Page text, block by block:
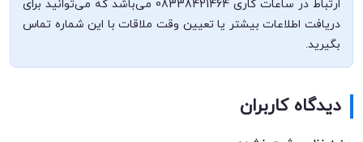
ارتباط در ساعات کاری 08338421464 می‌باشد که می‌توانید برای
دریافت اطلاعات بیشتر یا تعیین وقت ملاقات با این شماره تماس
بگیرید.
دیدگاه کاربران